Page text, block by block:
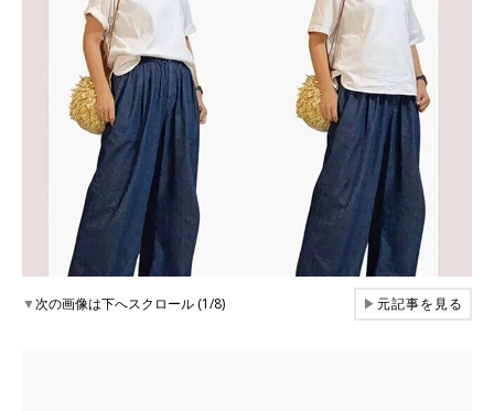
▼次の画像は下へスクロール (1/8) ▶元記事を見る